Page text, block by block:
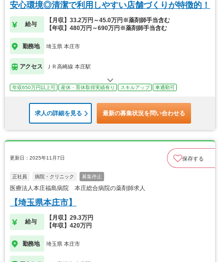
安心環境◎清潔で利用しやすい店舗づくりが特徴的！
給与
【月収】33.2万円～45.0万円※薬剤師手当含む
【年収】480万円～690万円※薬剤師手当含む
勤務地 埼玉県 本庄市
アクセス ＪＲ高崎線 本庄駅
年収650万円以上可 産休・育休取得実績有り スキルアップ 車通勤可
求人の詳細を見る 最新の募集状況を問い合わせる
更新日：2025年11月7日 保存する
正社員 病院・クリニック 募集停止
医療法人本庄福島病院 本庄総合病院の薬剤師求人
【埼玉県本庄市】
給与
【月収】29.3万円
【年収】420万円
勤務地 埼玉県 本庄市